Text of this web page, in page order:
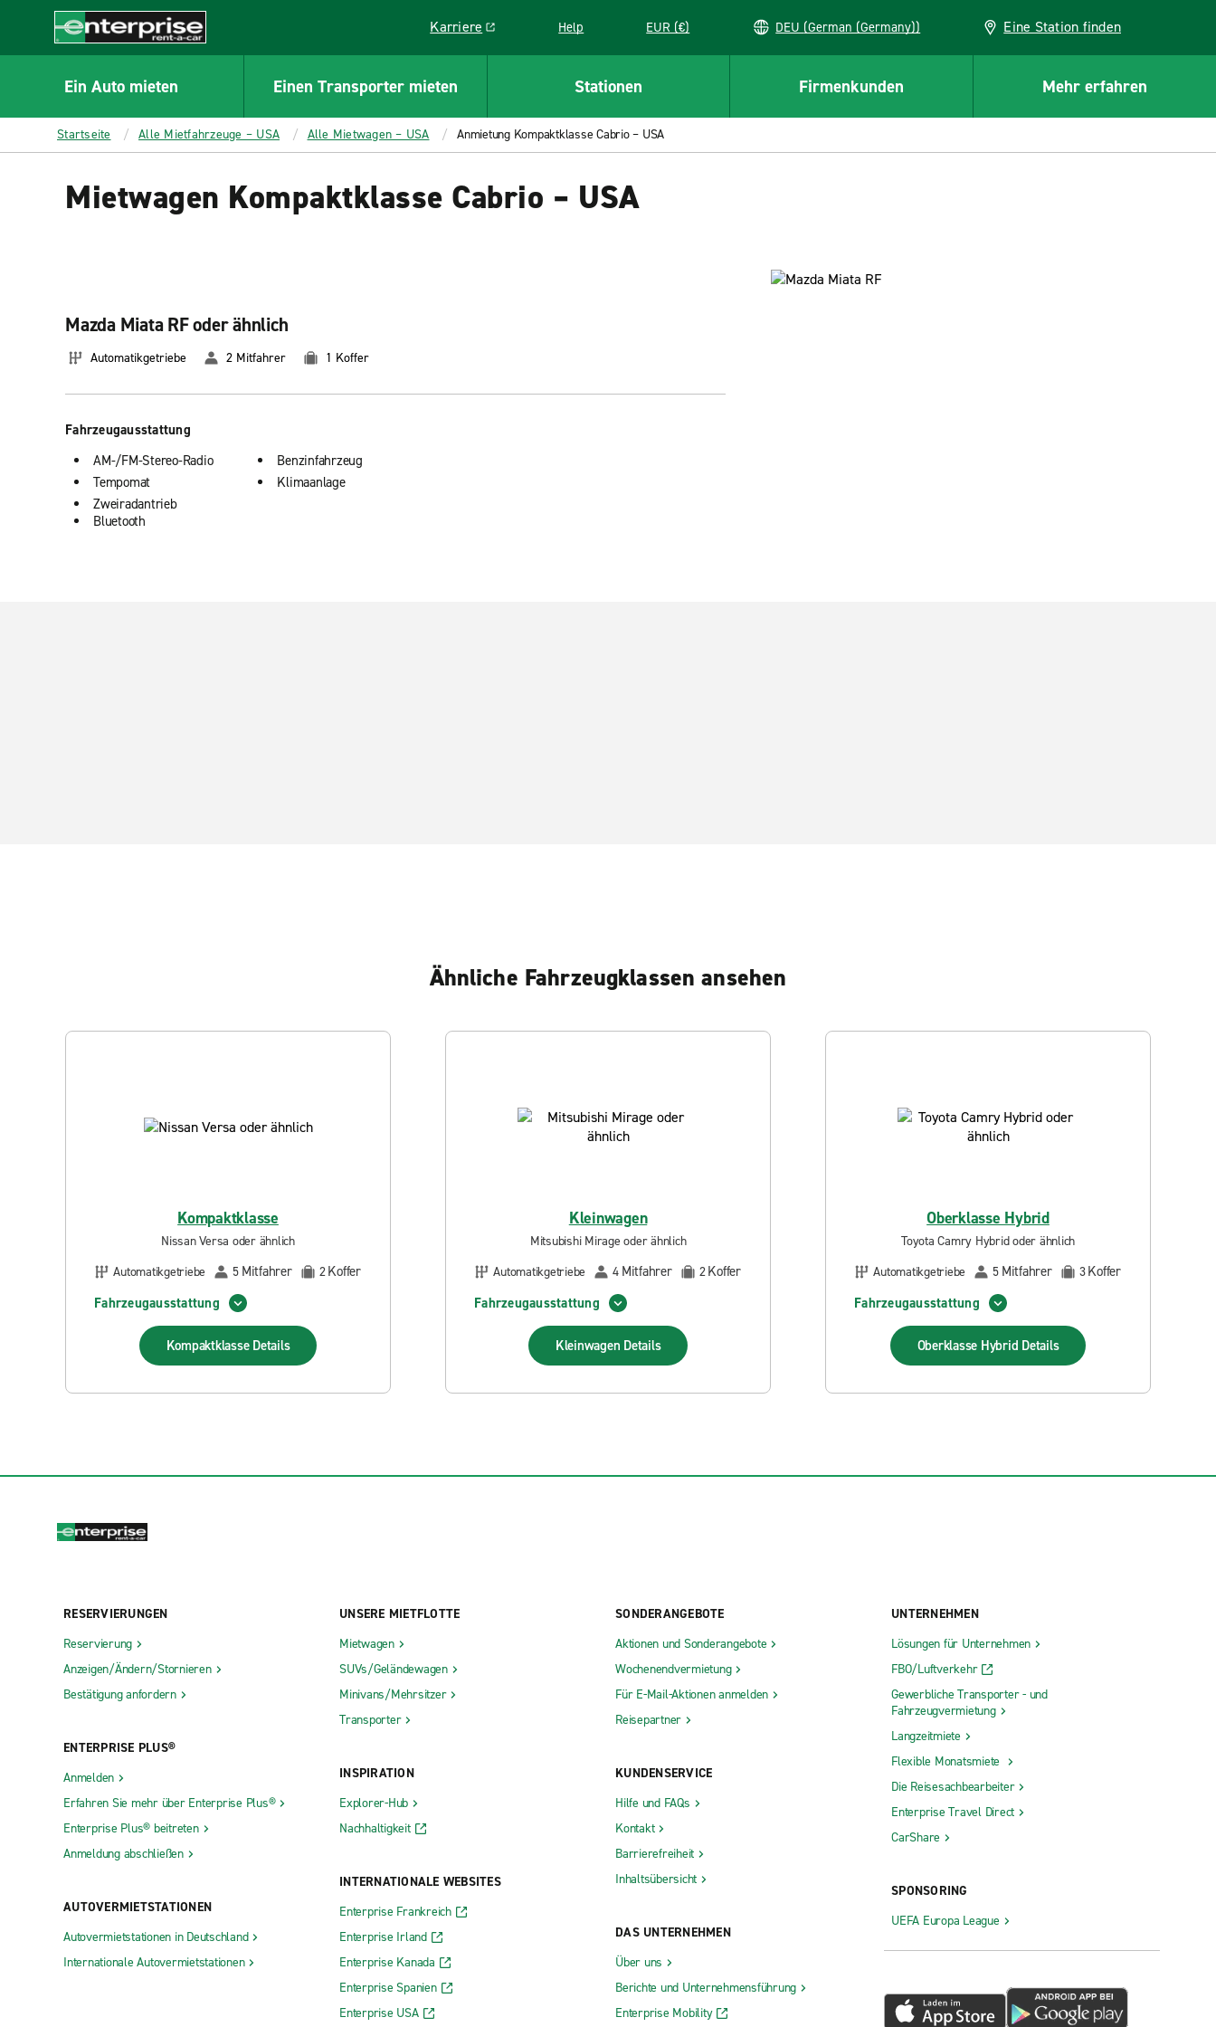
CONTENT
Enterprise
Karriere
Link opens in a new window
Help EUR (€) DEU (German (Germany)) Eine Station finden
Ein Auto mieten Einen Transporter mieten Stationen Firmenkunden Mehr erfahren
Startseite Alle Mietfahrzeuge – USA Alle Mietwagen – USA Anmietung Kompaktklasse Cabrio – USA
Mietwagen Kompaktklasse Cabrio – USA
Mazda Miata RF oder ähnlich
Automatikgetriebe 2 Mitfahrer 1 Koffer
Fahrzeugausstattung
AM-/FM-Stereo-Radio
Tempomat
Zweiradantrieb
Benzinfahrzeug
Klimaanlage
Bluetooth
Ähnliche Fahrzeugklassen ansehen
Kompaktklasse
Nissan Versa oder ähnlich
Automatikgetriebe
5 Mitfahrer 2Koffer
Fahrzeugausstattung
Kompaktklasse Details
Kleinwagen
Mitsubishi Mirage oder ähnlich
Automatikgetriebe
4 Mitfahrer 2Koffer
Fahrzeugausstattung
Kleinwagen Details
Oberklasse Hybrid
Toyota Camry Hybrid oder ähnlich
Automatikgetriebe
5 Mitfahrer 3Koffer
Fahrzeugausstattung
Oberklasse Hybrid Details
RESERVIERUNGEN
Reservierung
Anzeigen/Ändern/Stornieren
Bestätigung anfordern
ENTERPRISE PLUS®
Anmelden
Erfahren Sie mehr über Enterprise Plus®
Enterprise Plus® beitreten
Anmeldung abschließen
AUTOVERMIETSTATIONEN
Autovermietstationen in Deutschland
Internationale Autovermietstationen
UNSERE MIETFLOTTE
Mietwagen
SUVs/Geländewagen
Minivans/Mehrsitzer
Transporter
INSPIRATION
Explorer-Hub
Nachhaltigkeit
INTERNATIONALE WEBSITES
Enterprise Frankreich
Enterprise Irland
Enterprise Kanada
Enterprise Spanien
Enterprise USA
SONDERANGEBOTE
Aktionen und Sonderangebote
Wochenendvermietung
Für E-Mail-Aktionen anmelden
Reisepartner
KUNDENSERVICE
Hilfe und FAQs
Kontakt
Barrierefreiheit
Inhaltsübersicht
DAS UNTERNEHMEN
Über uns
Berichte und Unternehmensführung
Enterprise Mobility
UNTERNEHMEN
Lösungen für Unternehmen
FBO/Luftverkehr
Gewerbliche Transporter - und
Fahrzeugvermietung
Langzeitmiete
Flexible Monatsmiete
Die Reisesachbearbeiter
Enterprise Travel Direct
CarShare
SPONSORING
UEFA Europa League